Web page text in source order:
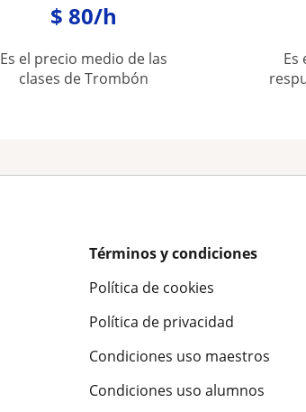
$ 80/h
Es el precio medio de las
clases de Trombón
Es
Términos y condiciones
Política de cookies
Política de privacidad
Condiciones uso maestros
Condiciones uso alumnos